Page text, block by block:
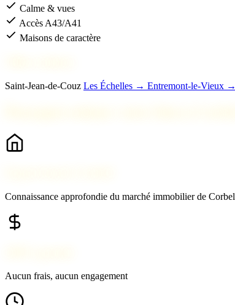
Calme & vues
Accès A43/A41
Maisons de caractère
Saint-Jean-de-Couz Les Échelles → Entremont-le-Vieux →
Connaissance approfondie du marché immobilier de Corbel
Aucun frais, aucun engagement